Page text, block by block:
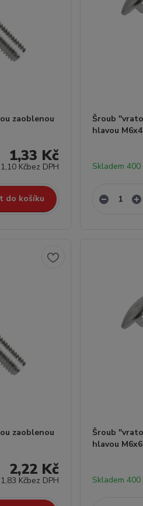
zaoblenou
1,33 Kč
1,10 Kčbez DPH
do košíku
Šroub
hlavou
Skladem 400
zaoblenou
2,22 Kč
1,83 Kčbez DPH
Šroub
hlavou
Skladem 400